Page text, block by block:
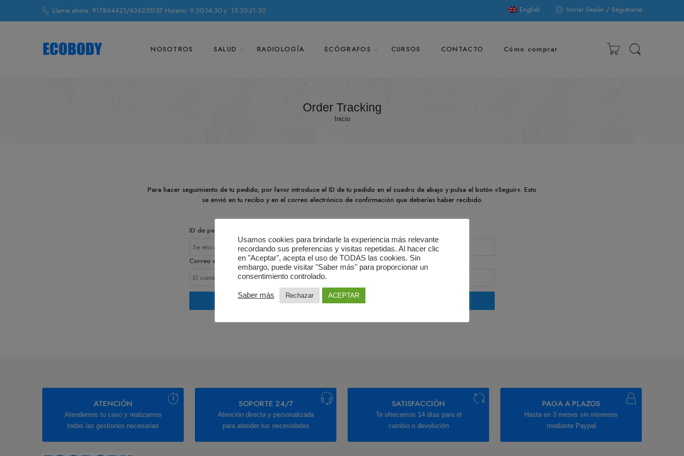
Llame ahora: 917864421/636255157 Horario: 9:30-14:30 y 15:30-21:30 English Iniciar Sesión / Registrarse
NOSOTROS SALUD RADIOLOGÍA ECÓGRAFOS CURSOS CONTACTO Cómo comprar
Order Tracking
Inicio
Para hacer seguimiento de tu pedido, por favor introduce el ID de tu pedido en el cuadro de abajo y pulsa el botón «Seguir». Esto
se envió en tu recibo y en el correo electrónico de confirmación que deberías haber recibido.
ID de pedido
Correo electrónico de facturación
SEGUIR
ATENCIÓN
Atendemos tu caso y realizamos
todas las gestiones necesarias
SOPORTE 24/7
Atención directa y personalizada
para atender tus necesidades
SATISFACCIÓN
Te ofrecemos 14 días para el
cambio o devolución
PAGA A PLAZOS
Hasta en 3 meses sin intereses
mediante Paypal
Usamos cookies para brindarle la experiencia más relevante
recordando sus preferencias y visitas repetidas. Al hacer clic
en "Aceptar", acepta el uso de TODAS las cookies. Sin
embargo, puede visitar "Saber más" para proporcionar un
consentimiento controlado.
Saber más Rechazar ACEPTAR